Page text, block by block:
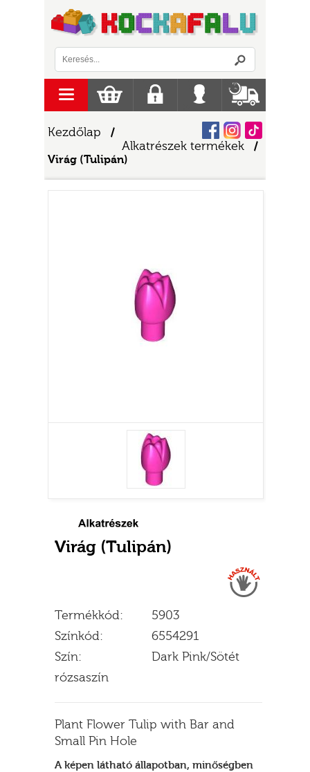
Kezdőlap /
Alkatrészek termékek
/
Virág (Tulipán)
Virág (Tulipán)
Termékkód:
5903
Színkód:
6554291
Szín:
Dark Pink/Sötét
rózsaszín
Plant Flower Tulip with Bar and
Small Pin Hole
A képen látható állapotban, minőségben